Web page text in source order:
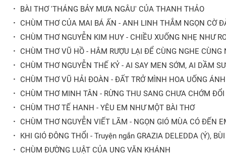
· BÀI THƠ 'THÁNG BẢY MƯA NGÂU' CỦA THANH THẢO
· CHÙM THƠ CỦA MAI BÁ ẤN - ANH LINH THẮM NGỌN CỜ
· CHÙM THƠ NGUYỄN KIM HUY - CHIỀU XUỐNG NHẸ NHƯ
· CHÙM THƠ VŨ HỒ - HÂM RƯỢU LẠI ĐỂ CÙNG NGHE CÙNG
· CHÙM THƠ NGUYỄN THẾ KỶ - AI SAY MEN SỚM, AI DẦM
· CHÙM THƠ VŨ HẢI ĐOÀN - ĐẤT TRỞ MÌNH HOA UỐNG
· CHÙM THƠ MINH TÂN - RỪNG THU SANG CHƯA CHỚM
· CHÙM THƠ TẾ HANH - YÊU EM NHƯ MỘT BÀI THƠ
· CHÙM THƠ NGUYỄN VIẾT LÃM - NGỌN GIÓ MÙA CÓ ĐẾN
· KHI GIÓ ĐÔNG THỔI - Truyện ngắn GRAZIA DELEDDA (Ý),
· CHÙM ĐƯỜNG LUẬT CỦA UNG VĂN KHÁNH